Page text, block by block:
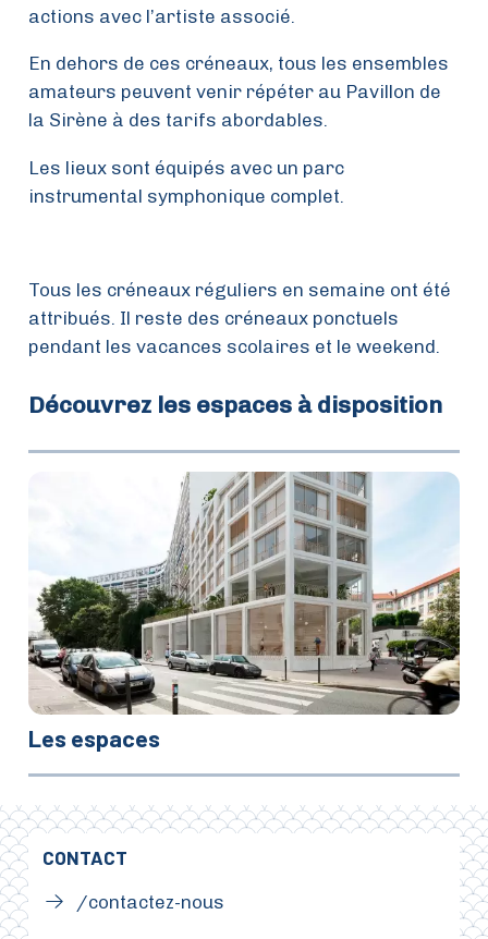
actions avec l’artiste associé.
En dehors de ces créneaux, tous les ensembles
amateurs peuvent venir répéter au Pavillon de
la Sirène à des tarifs abordables.
Les lieux sont équipés avec un parc
instrumental symphonique complet.
Tous les créneaux réguliers en semaine ont été
attribués. Il reste des créneaux ponctuels
pendant les vacances scolaires et le weekend.
Découvrez les espaces à disposition
Les espaces
CONTACT
/contactez-nous